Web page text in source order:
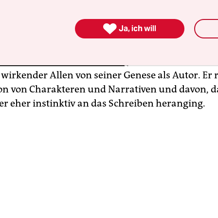
das die beiden letzte Woche live auf
mit keinem Wort die von seiner Adoptivtochter
Allen von seiner Genese als Autor. Er
von Charakteren und Narrativen und davon,
eher instinktiv an das Schreiben heranging.
 Ja, ich will